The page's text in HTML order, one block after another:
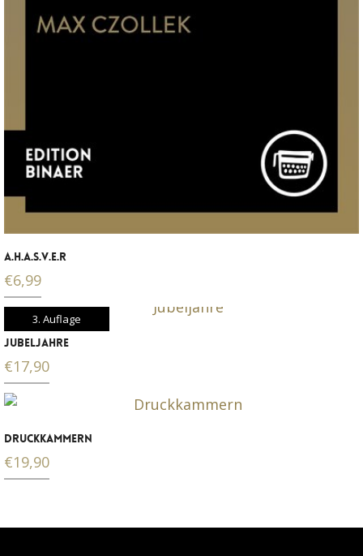
A.H.A.S.V.E.R
€6,99
3. Auflage
JUBELJAHRE
€17,90
DRUCKKAMMERN
€19,90